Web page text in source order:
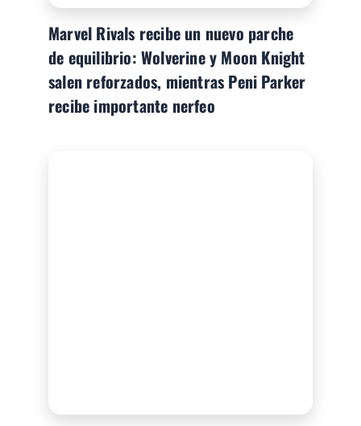
Marvel Rivals recibe un nuevo parche
de equilibrio: Wolverine y Moon Knight
salen reforzados, mientras Peni Parker
recibe importante nerfeo